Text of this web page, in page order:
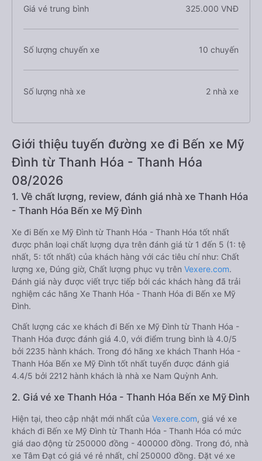
Giá vé trung bình 325.000 VNĐ
Số lượng chuyến xe 10 chuyến
Số lượng nhà xe 2 nhà xe
Giới thiệu tuyến đường xe đi Bến xe Mỹ
Đình từ Thanh Hóa - Thanh Hóa
08/2026
1. Về chất lượng, review, đánh giá nhà xe Thanh Hóa
- Thanh Hóa Bến xe Mỹ Đình
Xe đi Bến xe Mỹ Đình từ Thanh Hóa - Thanh Hóa tốt nhất
được phân loại chất lượng dựa trên đánh giá từ 1 đến 5 (1: tệ
nhất, 5: tốt nhất) của khách hàng với các tiêu chí như: Chất
lượng xe, Đúng giờ, Chất lượng phục vụ trên Vexere.com.
Đánh giá này được viết trực tiếp bởi các khách hàng đã trải
nghiệm các hãng Xe Thanh Hóa - Thanh Hóa đi Bến xe Mỹ
Đình.
Chất lượng các xe khách đi Bến xe Mỹ Đình từ Thanh Hóa -
Thanh Hóa được đánh giá 4.0, với điểm trung bình là 4.0/5
bởi 2235 hành khách. Trong đó hãng xe khách Thanh Hóa -
Thanh Hóa Bến xe Mỹ Đình tốt nhất tuyến được đánh giá
4.4/5 bởi 2212 hành khách là nhà xe Nam Quỳnh Anh.
2. Giá vé xe Thanh Hóa - Thanh Hóa Bến xe Mỹ Đình
Hiện tại, theo cập nhật mới nhất của Vexere.com, giá vé xe
khách đi Bến xe Mỹ Đình từ Thanh Hóa - Thanh Hóa có mức
giá dao động từ 250000 đồng - 400000 đồng. Trong đó, nhà
xe Tâm Đạt có giá vé rẻ nhất, chỉ 250000 đồng. Đặt vé xe